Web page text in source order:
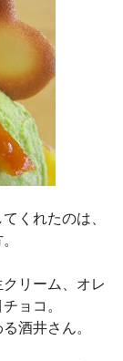
くれたのは、
リーム、オレ
ョコ。
酒井さん。